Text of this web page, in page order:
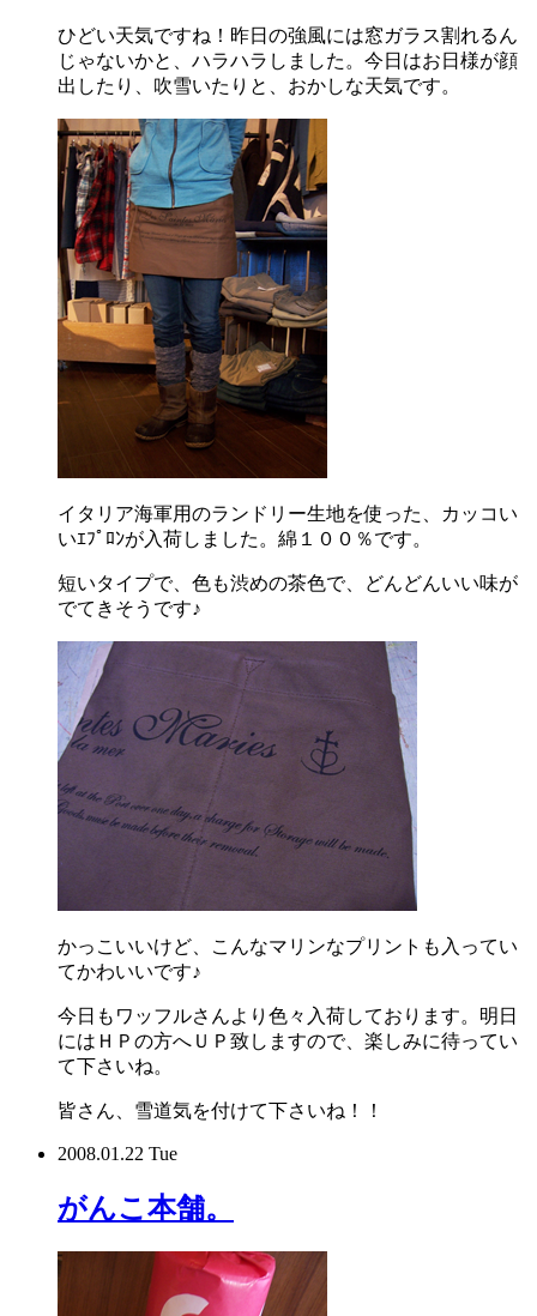
ひどい天気ですね！昨日の強風には窓ガラス割れるん
じゃないかと、ハラハラしました。今日はお日様が顔
出したり、吹雪いたりと、おかしな天気です。
イタリア海軍用のランドリー生地を使った、カッコい
いｴﾌﾟﾛﾝが入荷しました。綿１００％です。
短いタイプで、色も渋めの茶色で、どんどんいい味が
でてきそうです♪
かっこいいけど、こんなマリンなプリントも入ってい
てかわいいです♪
今日もワッフルさんより色々入荷しております。明日
にはＨＰの方へＵＰ致しますので、楽しみに待ってい
て下さいね。
皆さん、雪道気を付けて下さいね！！
2008.01.22 Tue
がんこ本舗。